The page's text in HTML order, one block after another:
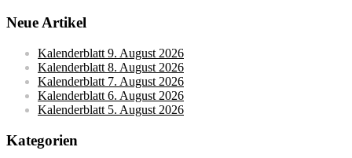
Neue Artikel
Kalenderblatt 9. August 2026
Kalenderblatt 8. August 2026
Kalenderblatt 7. August 2026
Kalenderblatt 6. August 2026
Kalenderblatt 5. August 2026
Kategorien